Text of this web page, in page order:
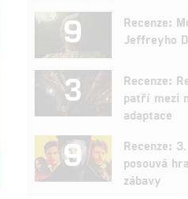
9
Recenze:
Jeffreyho
3
Recenze:
patří mezi
adaptace
9
Recenze:
posouvá
zábavy